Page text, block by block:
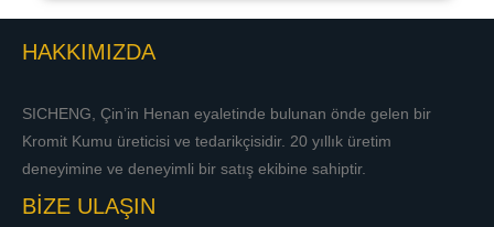
HAKKIMIZDA
SICHENG, Çin’in Henan eyaletinde bulunan önde gelen bir
Kromit Kumu üreticisi ve tedarikçisidir. 20 yıllık üretim
deneyimine ve deneyimli bir satış ekibine sahiptir.
BİZE ULAŞIN